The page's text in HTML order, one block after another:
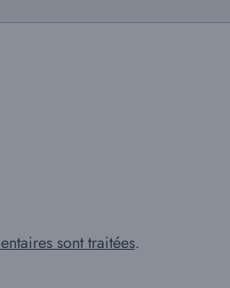
sont traitées.